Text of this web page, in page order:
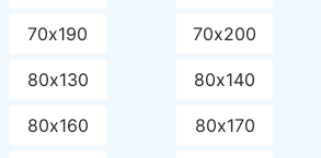
70х190 70х200
80х130 80х140
80х160 80х170